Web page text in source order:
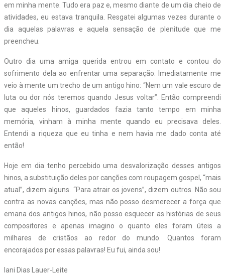
em minha mente. Tudo era paz e, mesmo diante de um dia cheio de
atividades, eu estava tranquila. Resgatei algumas vezes durante o
dia aquelas palavras e aquela sensação de plenitude que me
preencheu.
Outro dia uma amiga querida entrou em contato e contou do
sofrimento dela ao enfrentar uma separação. Imediatamente me
veio à mente um trecho de um antigo hino: “Nem um vale escuro de
luta ou dor nós teremos quando Jesus voltar”. Então compreendi
que aqueles hinos, guardados fazia tanto tempo em minha
memória, vinham à minha mente quando eu precisava deles.
Entendi a riqueza que eu tinha e nem havia me dado conta até
então!
Hoje em dia tenho percebido uma desvalorização desses antigos
hinos, a substituição deles por canções com roupagem gospel, “mais
atual”, dizem alguns. “Para atrair os jovens”, dizem outros. Não sou
contra as novas canções, mas não posso desmerecer a força que
emana dos antigos hinos, não posso esquecer as histórias de seus
compositores e apenas imagino o quanto eles foram úteis a
milhares de cristãos ao redor do mundo. Quantos foram
encorajados por essas palavras! Eu fui, ainda sou!
Iani Dias Lauer-Leite